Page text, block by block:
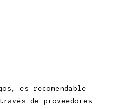
es recomendable
de proveedores